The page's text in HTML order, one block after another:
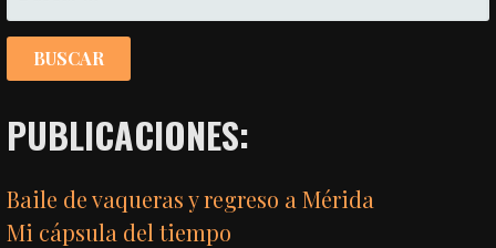
PUBLICACIONES:
Baile de vaqueras y regreso a Mérida
Mi cápsula del tiempo